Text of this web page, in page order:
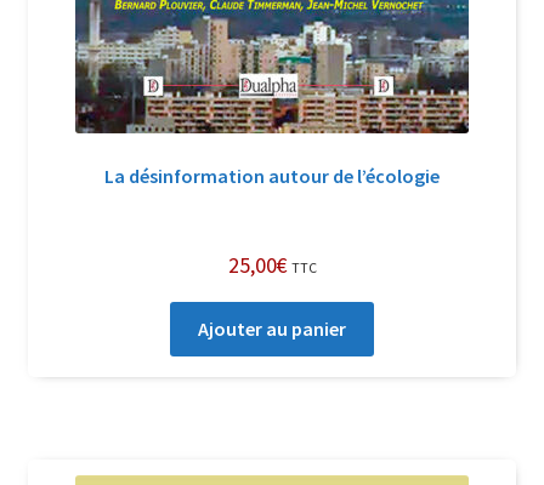
La désinformation autour de l’écologie
25,00€ TTC
Ajouter au panier